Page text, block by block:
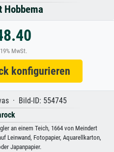
Hobbema
MwSt.
konfigurieren
· Bild-ID: 554745
an einem Teich, 1664 von Meindert
Leinwand, Fotopapier, Aquarellkarton,
Japanpapier.